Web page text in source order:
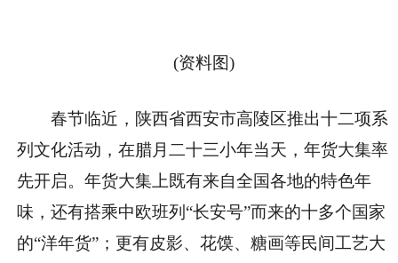
(资料图)
春节临近，陕西省西安市高陵区推出十二项系
列文化活动，在腊月二十三小年当天，年货大集率
先开启。年货大集上既有来自全国各地的特色年
味，还有搭乘中欧班列“长安号”而来的十多个国家
的“洋年货”；更有皮影、花馍、糖画等民间工艺大